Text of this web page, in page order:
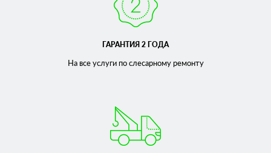
ГАРАНТИЯ 2 ГОДА
На все услуги по слесарномуремонту